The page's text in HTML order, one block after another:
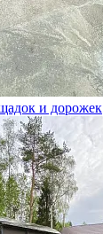
и дорожек